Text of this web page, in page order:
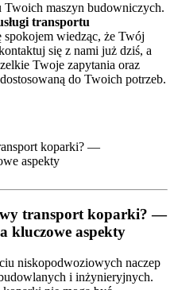
Twoich maszyn budowniczych.
transportu
spokojem wiedząc, że Twój
się z nami już dziś, a
Twoje zapytania oraz
do Twoich potrzeb.
transport koparki? —
kluczowe aspekty
niskopodwoziowych naczep
i inżynieryjnych.